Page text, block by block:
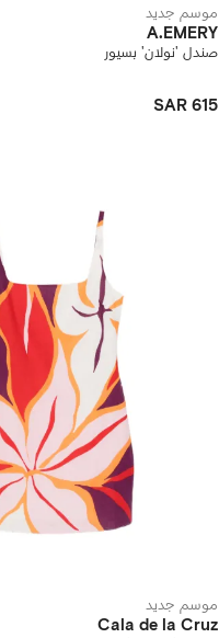
موسم جديد
A.EMERY
صندل 'نولان' بسيور
SAR 615
موسم جديد
Cala de la Cruz